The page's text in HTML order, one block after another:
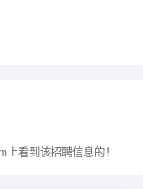
上看到该招聘信息的！